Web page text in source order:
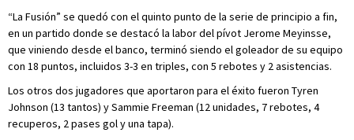
“La Fusión” se quedó con el quinto punto de la serie de principio a fin,
en un partido donde se destacó la labor del pívot Jerome Meyinsse,
que viniendo desde el banco, terminó siendo el goleador de su equipo
con 18 puntos, incluidos 3-3 en triples, con 5 rebotes y 2 asistencias.
Los otros dos jugadores que aportaron para el éxito fueron Tyren
Johnson (13 tantos) y Sammie Freeman (12 unidades, 7 rebotes, 4
recuperos, 2 pases gol y una tapa).